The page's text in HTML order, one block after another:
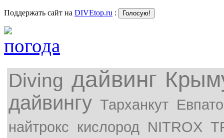
Поддержать сайт на DIVEtop.ru :
Diving дайвинг
дайвингу Тарханкут
найтрокс кислород NITROX